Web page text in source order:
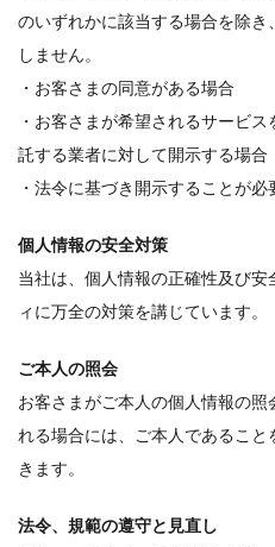
のいずれかに該当する場合を除
しません。
・お客さまの同意がある場合
・お客さまが希望されるサービ
託する業者に対して開示する場合
・法令に基づき開示することが必
個人情報の安全対策
当社は、個人情報の正確性及び
ィに万全の対策を講じています。
ご本人の照会
お客さまがご本人の個人情報の照
れる場合には、ご本人であるこ
きます。
法令、規範の遵守と見直し